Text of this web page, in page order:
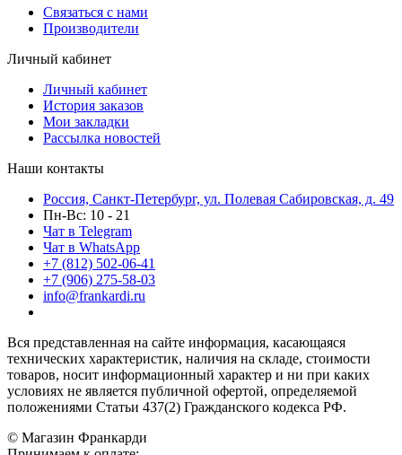
Связаться с нами
Производители
Личный кабинет
Личный кабинет
История заказов
Мои закладки
Рассылка новостей
Наши контакты
Россия, Санкт-Петербург, ул. Полевая Сабировская, д. 49
Пн-Вс: 10 - 21
Чат в Telegram
Чат в WhatsApp
+7 (812) 502-06-41
+7 (906) 275-58-03
info@frankardi.ru
Вся представленная на сайте информация, касающаяся
технических характеристик, наличия на складе, стоимости
товаров, носит информационный характер и ни при каких
условиях не является публичной офертой, определяемой
положениями Статьи 437(2) Гражданского кодекса РФ.
© Магазин Франкарди